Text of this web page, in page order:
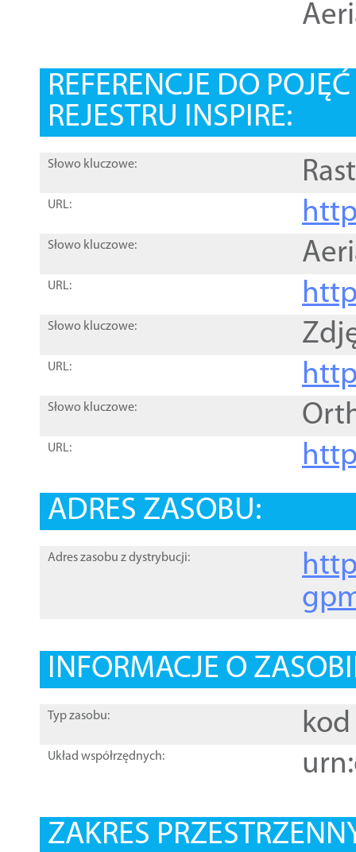
REFERENCJE DO
REJESTRU INSPIRE:
Słowo kluczowe:
URL:
Słowo kluczowe:
URL:
Słowo kluczowe:
URL:
Słowo kluczowe:
URL:
ADRES ZASOBU:
Adres zasobu z dystrybucji:
INFORMACJE O
Typ zasobu: kod
Układ współrzędnych:
ZAKRES